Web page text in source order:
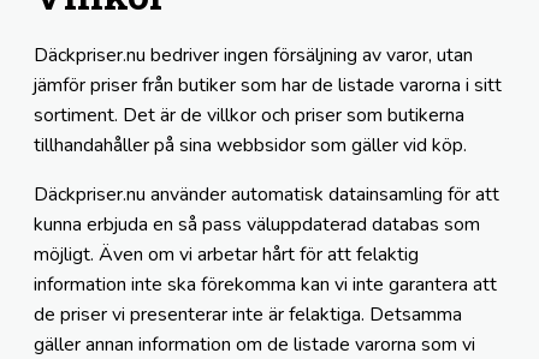
Däckpriser.nu bedriver ingen försäljning av varor, utan
jämför priser från butiker som har de listade varorna i sitt
sortiment. Det är de villkor och priser som butikerna
tillhandahåller på sina webbsidor som gäller vid köp.
Däckpriser.nu använder automatisk datainsamling för att
kunna erbjuda en så pass väluppdaterad databas som
möjligt. Även om vi arbetar hårt för att felaktig
information inte ska förekomma kan vi inte garantera att
de priser vi presenterar inte är felaktiga. Detsamma
gäller annan information om de listade varorna som vi